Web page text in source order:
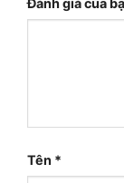
Đánh giá của
Tên *